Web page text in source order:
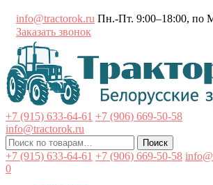
содержимому
info@tractorok.ru Пн.-Пт. 9:00–18:00, по
Заказать звонок
+7 (915) 633-64-61 +7 (906) 669-50-58
info@tractorok.ru
Искать:
Поиск
+7 (915) 633-64-61 +7 (906) 669-50-58
0